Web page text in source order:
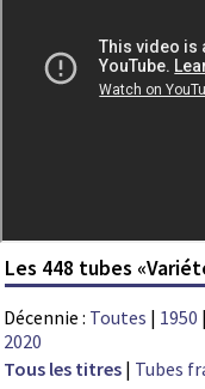
Les 448 tubes
Décennie : Toutes | 1950 |
2020
Tous les titres | Tubes